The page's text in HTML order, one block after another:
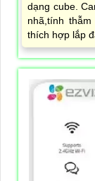
dạng cube.
nhã,tính
thích hợp lắp